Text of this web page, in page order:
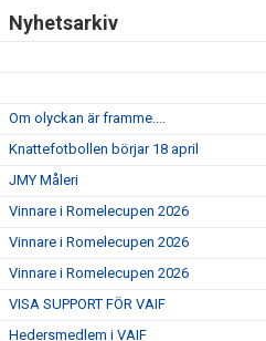
FÖRENINGEN
SPONSORER
EVENEMANG
HITTA HIT
Nyhetsarkiv
Om olyckan är framme....
Knattefotbollen börjar 18 april
JMY Måleri
Vinnare i Romelecupen 2026
Vinnare i Romelecupen 2026
Vinnare i Romelecupen 2026
VISA SUPPORT FÖR VAIF
Hedersmedlem i VAIF